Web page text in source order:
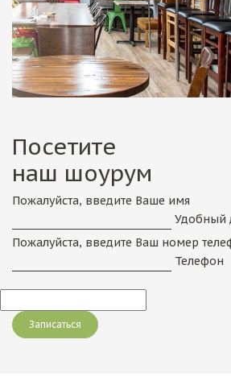
Посетите
наш шоурум
Пожалуйста, введите Ваше имя
Удобный
Пожалуйста, введите Ваш номер
Телефон